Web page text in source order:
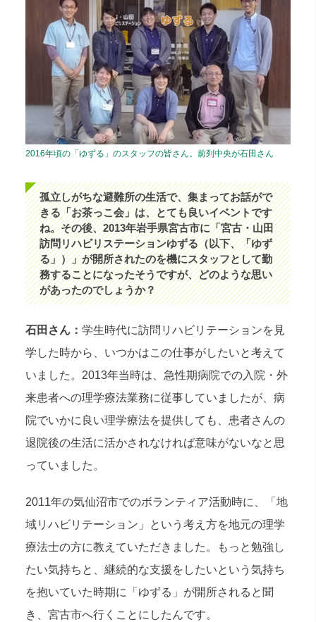
2016年頃の「ゆずる」のスタッフの皆さん。前列中央が石田さん
孤立しがちな避難所の生活で、集まってお話がで
きる「お茶っこ会」は、とても良いイベントです
ね。その後、2013年岩手県宮古市に「宮古・山田
訪問リハビリステーションゆずる（以下、「ゆず
る」）」が開所されたのを機にスタッフとして勤
務することになったそうですが、どのような思い
があったのでしょうか？
石田さん： 学生時代に訪問リハビリテーションを見
学した時から、いつかはこの仕事がしたいと考えて
いました。2013年当時は、急性期病院での入院・外
来患者への理学療法業務に従事していましたが、病
院でいかに良い理学療法を提供しても、患者さんの
退院後の生活に活かされなければ意味がないなと思
っていました。
2011年の気仙沼市でのボランティア活動時に、「地
域リハビリテーション」という考え方を地元の理学
療法士の方に教えていただきました。もっと勉強し
たい気持ちと、継続的な支援をしたいという気持ち
を抱いていた時期に「ゆずる」が開所されると聞
き、宮古市へ行くことにしたんです。